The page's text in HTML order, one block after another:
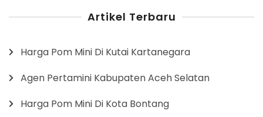
Artikel Terbaru
Harga Pom Mini Di Kutai Kartanegara
Agen Pertamini Kabupaten Aceh Selatan
Harga Pom Mini Di Kota Bontang